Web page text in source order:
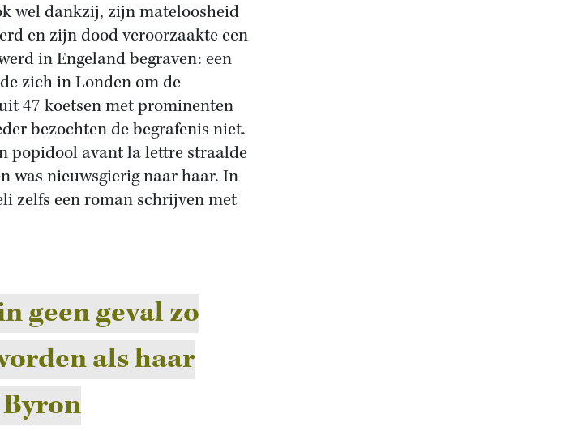
wel dankzij, zijn mateloosheid
en zijn dood veroorzaakte een
in Engeland begraven: een
zich in Londen om de
47 koetsen met prominenten
bezochten de begrafenis niet.
popidool avant la lettre straalde
was nieuwsgierig naar haar. In
zelfs een roman schrijven met
geen geval zo
als haar